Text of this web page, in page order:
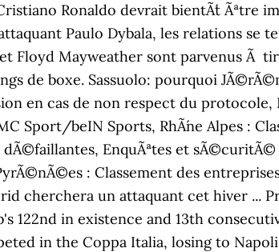
Ronaldo devrait bientÃ´t Ãªtre
Paulo Dybala, les relations se
Floyd Mayweather sont parvenus Ã
de boxe. Sassuolo: pourquoi
en cas de non respect du protocole,
Sport/beIN Sports, RhÃ´ne Alpes :
EnquÃªtes et sÃ©curitÃ©
: Classement des
cherchera un attaquant cet hiver ...
122nd in existence and 13th
in the Coppa Italia, losing to